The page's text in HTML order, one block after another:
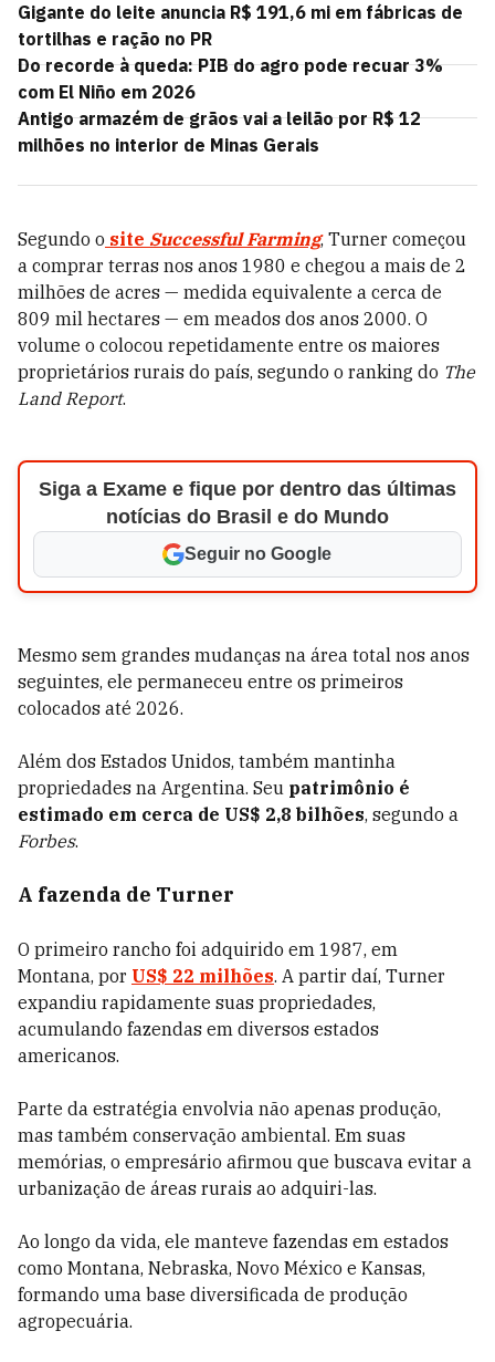
Gigante do leite anuncia R$ 191,6 mi em fábricas de
tortilhas e ração no PR
Do recorde à queda: PIB do agro pode recuar 3%
com El Niño em 2026
Antigo armazém de grãos vai a leilão por R$ 12
milhões no interior de Minas Gerais
Segundo o site Successful Farming, Turner começou
a comprar terras nos anos 1980 e chegou a mais de 2
milhões de acres — medida equivalente a cerca de
809 mil hectares — em meados dos anos 2000. O
volume o colocou repetidamente entre os maiores
proprietários rurais do país, segundo o ranking do The
Land Report.
Siga a Exame e fique por dentro das últimas
notícias do Brasil e do Mundo
Seguir no Google
Mesmo sem grandes mudanças na área total nos anos
seguintes, ele permaneceu entre os primeiros
colocados até 2026.
Além dos Estados Unidos, também mantinha
propriedades na Argentina. Seu patrimônio é
estimado em cerca de US$ 2,8 bilhões, segundo a
Forbes.
A fazenda de Turner
O primeiro rancho foi adquirido em 1987, em
Montana, por US$ 22 milhões. A partir daí, Turner
expandiu rapidamente suas propriedades,
acumulando fazendas em diversos estados
americanos.
Parte da estratégia envolvia não apenas produção,
mas também conservação ambiental. Em suas
memórias, o empresário afirmou que buscava evitar a
urbanização de áreas rurais ao adquiri-las.
Ao longo da vida, ele manteve fazendas em estados
como Montana, Nebraska, Novo México e Kansas,
formando uma base diversificada de produção
agropecuária.